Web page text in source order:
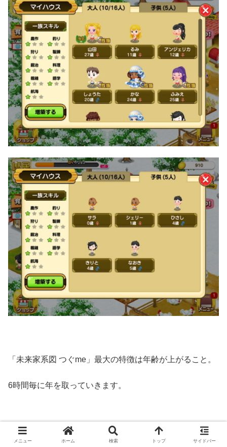
「未来家系図 つぐme」最大の特徴は年齢が上がること。
6時間毎に年を取っていきます。
とはいえログインできない状態でも最大で4歳（24時間）
メニュー ホーム 検索 トップ サイドバー